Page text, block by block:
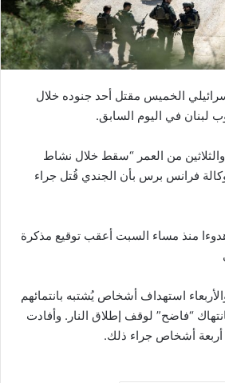
الخميس مقتل أحد جنوده خلال
لبنان في اليوم السابق.
والثلاثين من العمر “سقط خلال نشاط
فرانس برس بأن الجندي قُتل جراء
منذ مساء السبت أعقب توقيع مذكرة
استهداف أشخاص يُشتبه بانتمائهم
“فاضح” لوقف إطلاق النار. وأفادت
أربعة أشخاص جراء ذلك.